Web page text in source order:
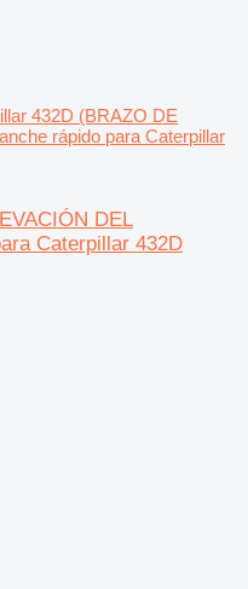
432D (BRAZO DE
rápido para Caterpillar
DEL
Caterpillar 432D